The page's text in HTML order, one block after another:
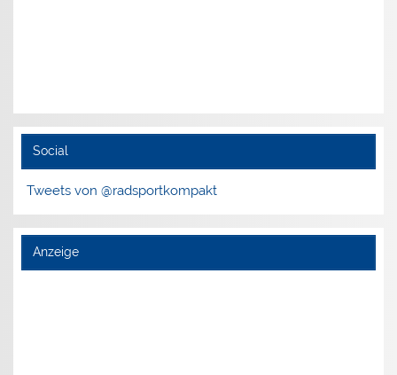
Social
Tweets von @radsportkompakt
Anzeige